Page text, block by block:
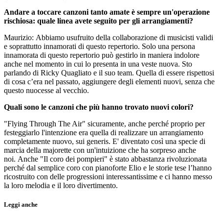
Andare a toccare canzoni tanto amate è sempre un'operazione
rischiosa: quale linea avete seguito per gli arrangiamenti?
Maurizio: Abbiamo usufruito della collaborazione di musicisti validi
e soprattutto innamorati di questo repertorio. Solo una persona
innamorata di questo repertorio può gestirlo in maniera indolore
anche nel momento in cui lo presenta in una veste nuova. Sto
parlando di Ricky Quagliato e il suo team. Quella di essere rispettosi
di cosa c’era nel passato, aggiungere degli elementi nuovi, senza che
questo nuocesse al vecchio.
Quali sono le canzoni che più hanno trovato nuovi colori?
"Flying Through The Air" sicuramente, anche perché proprio per
festeggiarlo l'intenzione era quella di realizzare un arrangiamento
completamente nuovo, sui generis. E' diventato così una specie di
marcia della majorette con un'intuizione che ha sorpreso anche
noi. Anche "Il coro dei pompieri" è stato abbastanza rivoluzionata
perché dal semplice coro con pianoforte Elio e le storie tese l’hanno
ricostruito con delle progressioni interessantissime e ci hanno messo
la loro melodia e il loro divertimento.
Leggi anche